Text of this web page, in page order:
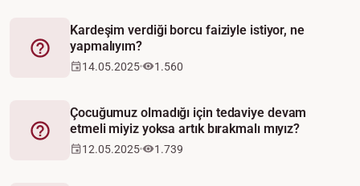
Fetva
Kardeşim verdiği borcu faiziyle istiyor, ne
yapmalıyım?
14.05.2025 1.560
Fetva
Çocuğumuz olmadığı için tedaviye devam
etmeli miyiz yoksa artık bırakmalı mıyız?
12.05.2025 1.739